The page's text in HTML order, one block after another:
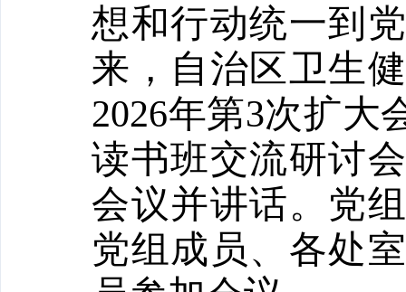
想和行动统一到
来， 自治区卫生
2026年第3次扩大
读书班交流研讨
会议并讲话。党
党组成员、各处